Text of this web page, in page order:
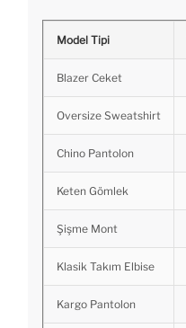
Model Tipi
Blazer Ceket
Oversize Sweatshirt
Chino Pantolon
Keten Gömlek
Şişme Mont
Klasik Takım Elbise
Kargo Pantolon